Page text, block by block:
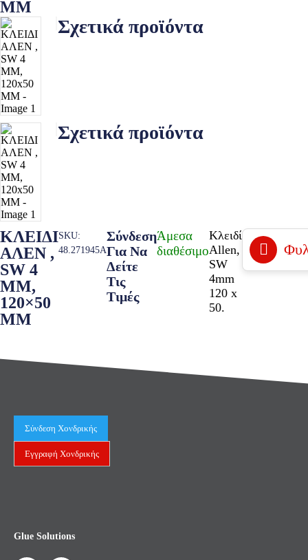
ΜΜ
Σχετικά προϊόντα
Σχετικά προϊόντα
ΚΛΕΙΔΙ
ΑΛΕΝ ,
SW 4
ΜΜ,
120×50
ΜΜ
SKU:
48.271945A
Σύνδεση
Για Να
Δείτε
Τις
Τιμές
Άμεσα
διαθέσιμο
Κλειδί
Allen,
SW
4mm
120 x
50.
Σύνδεση Χονδρικής
Εγγραφή Χονδρικής
Glue Solutions